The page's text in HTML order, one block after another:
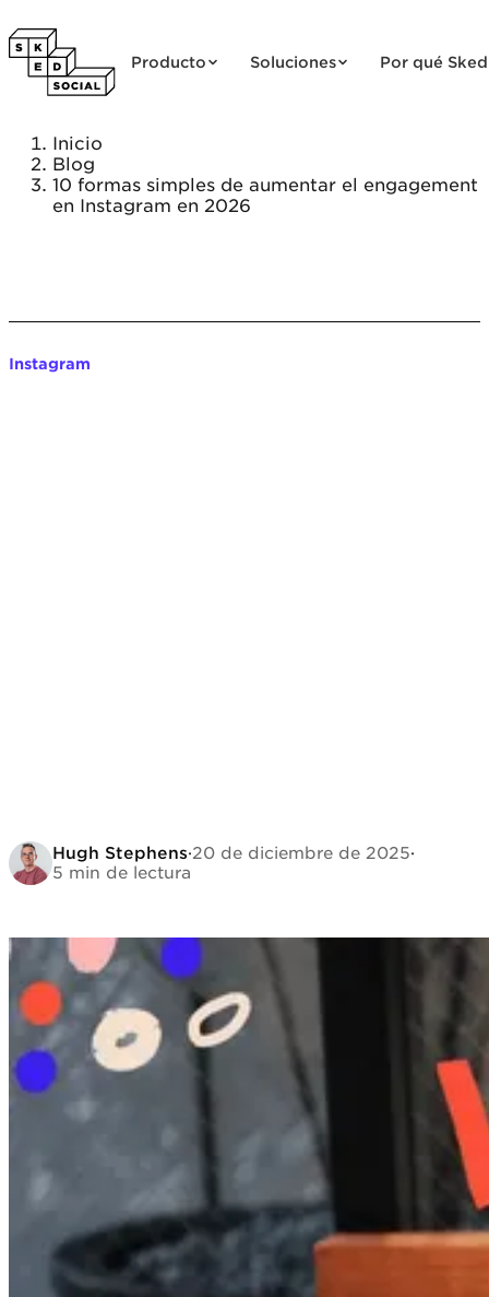
Producto Soluciones Por qué Sked
Inicio
Blog
10 formas simples de aumentar el engagement
en Instagram en 2026
Instagram
Hugh Stephens·20 de diciembre de 2025·
5 min de lectura